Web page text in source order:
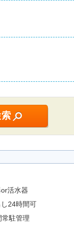
活水器
し24時間可
常駐管理